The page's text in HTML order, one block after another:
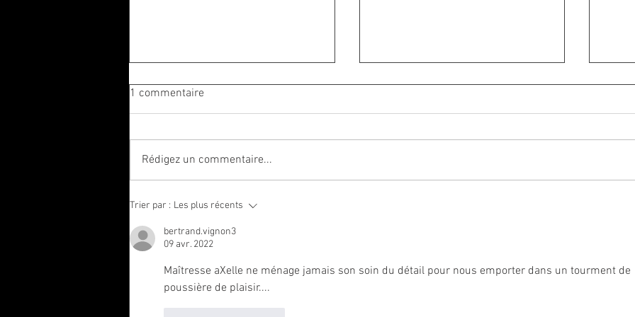
La Chienne aux fourneaux Variations autour de l'uro La
1 commentaire
Rédigez un commentaire...
Trier par : Les plus récents
bertrand.vignon3
09 avr. 2022
Maîtresse aXelle ne ménage jamais son soin du détail pour nous emporter dans un tourment de
poussière de plaisir....